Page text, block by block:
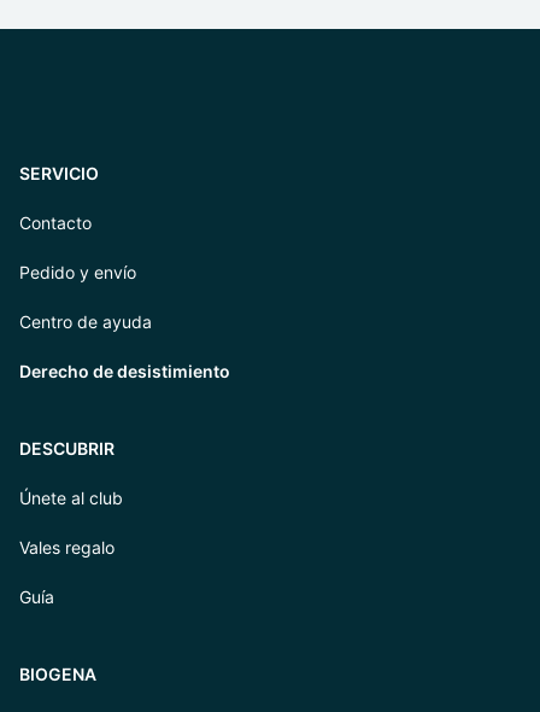
SERVICIO
Contacto
Pedido y envío
Centro de ayuda
Derecho de desistimiento
DESCUBRIR
Únete al club
Vales regalo
Guía
BIOGENA